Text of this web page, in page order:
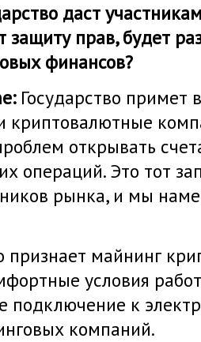
даст
защиту прав, будет
финансов?
Государство примет
криптовалютные
открывать
операций. Это тот
рынка, и мы
признает майнинг
условия
подключение к
компаний.